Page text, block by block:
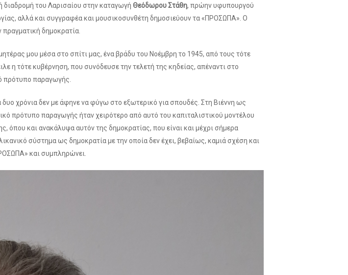
διαδρομή του Λαρισαίου στην καταγωγή Θεόδωρου Στάθη, πρώην υφυπουργού
αλλά και συγγραφέα και μουσικοσυνθέτη δημοσιεύουν τα «ΠΡΟΣΩΠΑ». Ο
δημοκρατία.
μου μέσα στο σπίτι μας, ένα βράδυ του Νοέμβρη το 1945, από τους τότε
η τότε κυβέρνηση, που συνόδευσε την τελετή της κηδείας, απέναντι στο
πρότυπο παραγωγής.
χρόνια δεν με άφηνε να φύγω στο εξωτερικό για σπουδές. Στη Βιέννη ως
πρότυπο παραγωγής ήταν χειρότερο από αυτό του καπιταλιστικού μοντέλου
και ανακάλυψα αυτόν της δημοκρατίας, που είναι και μέχρι σήμερα
σύστημα ως δημοκρατία με την οποία δεν έχει, βεβαίως, καμιά σχέση και
και συμπληρώνει.